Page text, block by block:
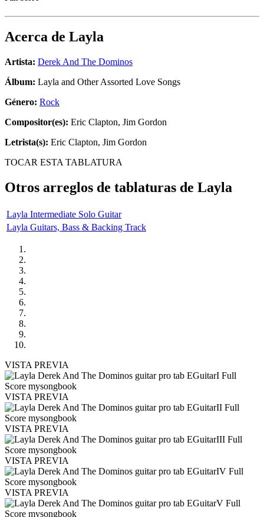
Acerca de Layla
Artista: Derek And The Dominos
Álbum: Layla and Other Assorted Love Songs
Género: Rock
Compositor(es): Eric Clapton, Jim Gordon
Letrista(s): Eric Clapton, Jim Gordon
TOCAR ESTA TABLATURA
Otros arreglos de tablaturas de Layla
Layla Intermediate Solo Guitar
Layla Guitars, Bass & Backing Track
VISTA PREVIA
VISTA PREVIA
VISTA PREVIA
VISTA PREVIA
VISTA PREVIA